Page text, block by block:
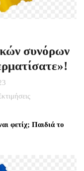
συνόρων
φετίχ; Παιδιά το